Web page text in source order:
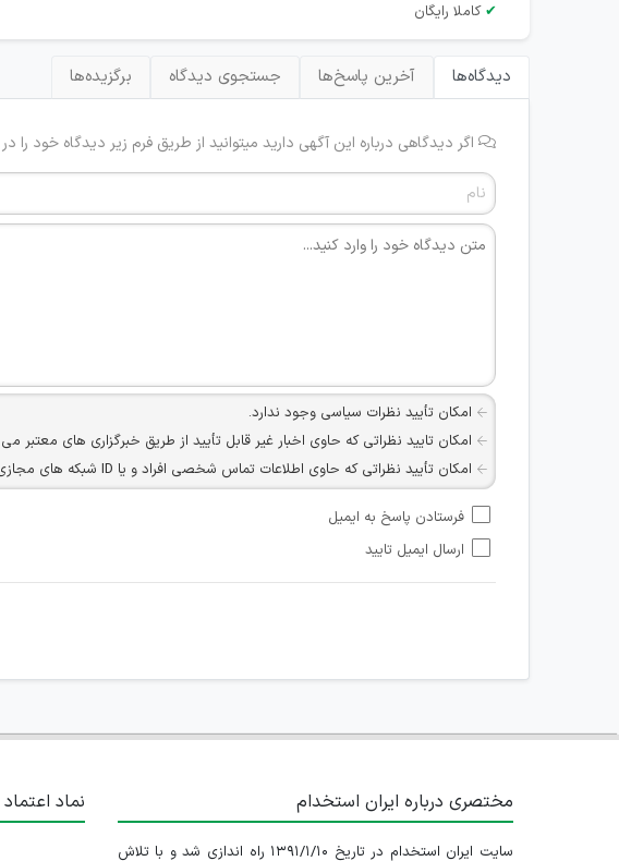
✔ کاملا رایگان
دیدگاه‌ها آخرین پاسخ‌ها جستجوی دیدگاه برگزیده‌ها
اگر دیدگاهی درباره این آگهی دارید میتوانید از طریق فرم زیر دیدگاه خود را
امکان تأیید نظرات سیاسی وجود ندارد.
امکان تایید نظراتی که حاوی اخبار غیر قابل تأیید از طریق خبرگزاری های معتبر
امکان تأیید نظراتی که حاوی اطلاعات تماس شخصی افراد و یا ID شبکه های مجازی ارتباطی می باشند وجود ندارد.
هرگونه تحریک، تحقیر و کنایه به سایر افراد (مسئول و غیر مسئول) غیر مجاز می
امکان هماهنگی برای هرگونه ملاقات حضوری چه به صورت دسته جمعی و چه
فرستادن پاسخ به ایمیل
ارسال ایمیل تایید
مختصری درباره ایران استخدام
سایت ایران استخدام در تاریخ ۱۳۹۱/۱/۱۰ راه اندازی شد و با تلاش
نماد